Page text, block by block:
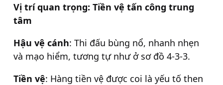
Vị trí quan trọng: Tiền vệ tấn công trung
tâm
Hậu vệ cánh: Thi đấu bùng nổ, nhanh nhẹn
và mạo hiểm, tương tự như ở sơ đồ 4-3-3.
Tiền vệ: Hàng tiền vệ được coi là yếu tố then